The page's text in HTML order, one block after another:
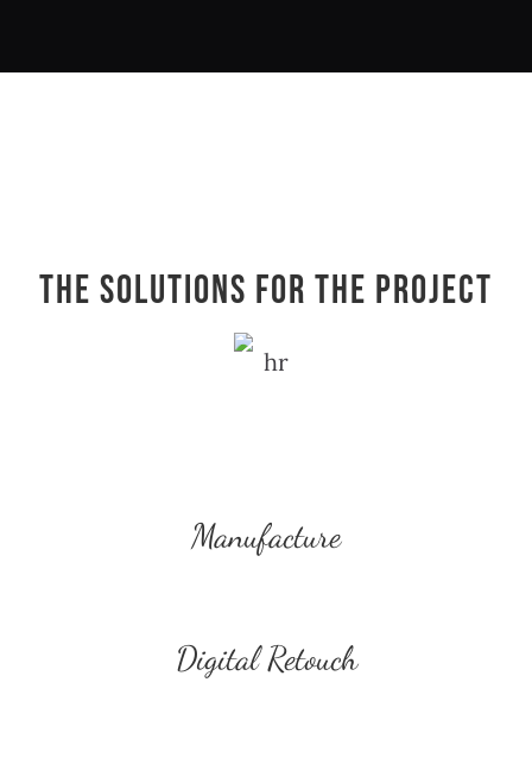
The Solutions for the Project
Manufacture
Digital Retouch